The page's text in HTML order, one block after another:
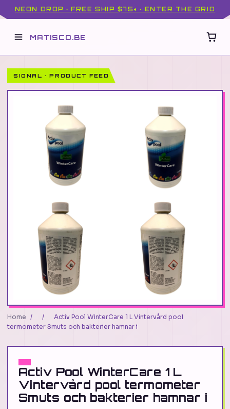
NEON DROP · FREE SHIP $75+ · ENTER THE GRID
MATISCO.BE
SIGNAL · PRODUCT FEED
Home / /
Activ Pool WinterCare 1 L Vintervård pool
termometer Smuts och bakterier hamnar i
Activ Pool WinterCare 1 L
Vintervård pool termometer
Smuts och bakterier hamnar i